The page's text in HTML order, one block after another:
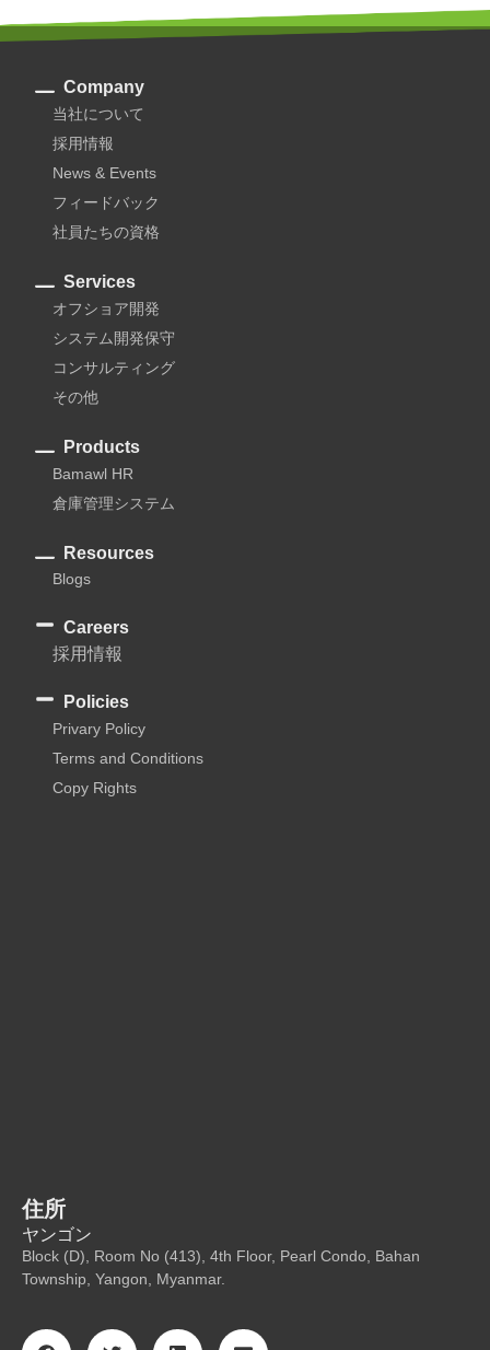
Company
当社について
採用情報
News & Events
フィードバック
社員たちの資格
Services
オフショア開発
システム開発保守
コンサルティング
その他
Products
Bamawl HR
倉庫管理システム
Resources
Blogs
Careers
採用情報
Policies
Privary Policy
Terms and Conditions
Copy Rights
住所
ヤンゴン
Block (D), Room No (413), 4th Floor, Pearl Condo, Bahan
Township, Yangon, Myanmar.